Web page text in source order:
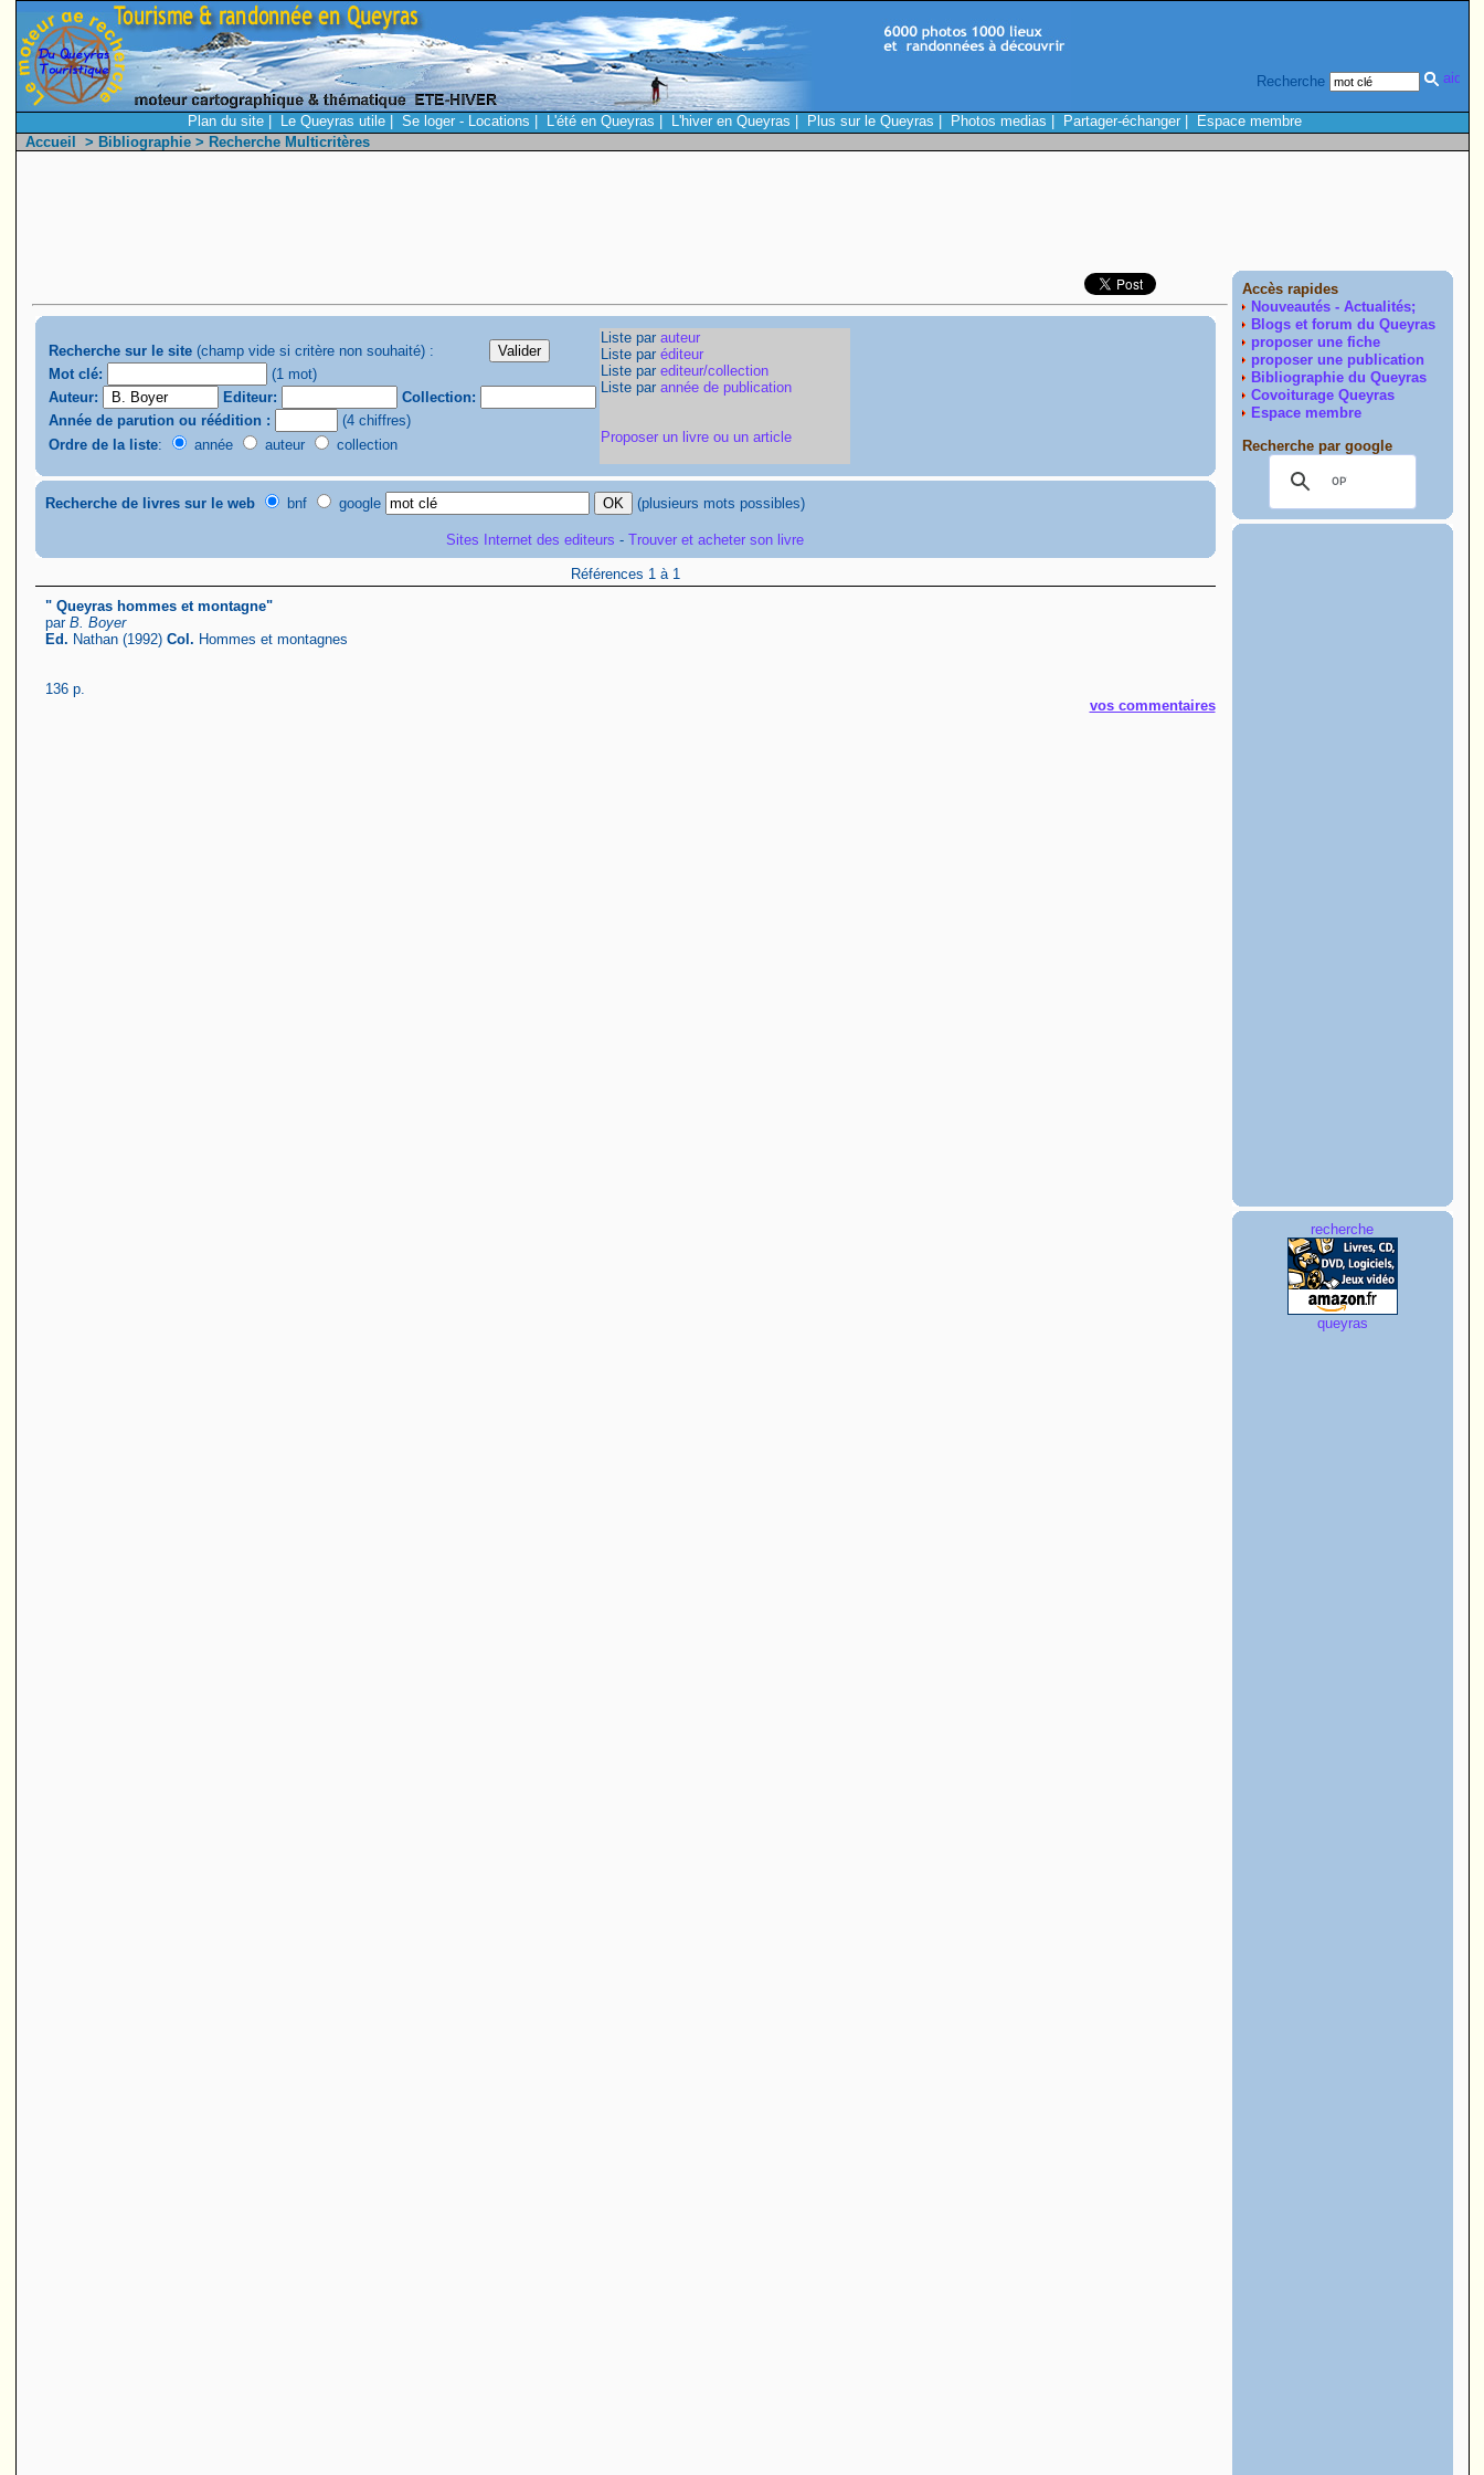
Recherche
Plan du site| Le Queyras utile| Se loger - Locations L'été en Queyras L'hiver en Queyras Plus sur le Queyras Photos medias Partager-échanger|
Espace membre
Accueil
> Bibliographie> Recherche Multicritères
Recherche sur le site(champ vide si critère non souhaité) :
Mot clé:
(1 mot)
Auteur:
Editeur:
Collection:
Année de parution ou réédition :
(4 chiffres)
Ordre de la liste: année auteur collection
Liste par auteur
Liste par éditeur
Liste par editeur/collection
Liste par année de publication
Proposer un livre ou un article
Recherche de livres sur le web bnf google (plusieurs mots possibles)
Sites Internet des editeurs - Trouver et acheter son livre
Références 1 à 1
" Queyras hommes et montagne"
par B. Boyer
Ed. Nathan (1992) Col. Hommes et montagnes
136 p.
vos commentaires
Accès rapides
Nouveautés - Actualités;
Blogs et forum du Queyras
proposer une fiche
proposer une publication
Bibliographie du Queyras
Covoiturage Queyras
Espace membre
Recherche par google
recherche
queyras